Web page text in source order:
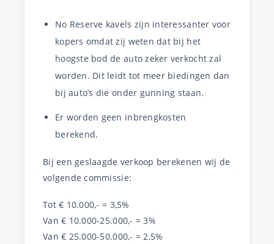
No Reserve kavels zijn interessanter voor
kopers omdat zij weten dat bij het
hoogste bod de auto zeker verkocht zal
worden. Dit leidt tot meer biedingen dan
bij auto’s die onder gunning staan.
Er worden geen inbrengkosten
berekend.
Bij een geslaagde verkoop berekenen wij de
volgende commissie:
Tot € 10.000,- = 3,5%
Van € 10.000-25.000,- = 3%
Van € 25.000-50.000,- = 2,5%